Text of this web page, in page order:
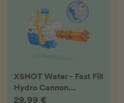
XSHOT Water - Fast Fill
Hydro Cannon
Wasserblaster
29,99 €